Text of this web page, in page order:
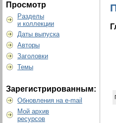
Просмотр
Разделы
и коллекции
Даты выпуска
Авторы
Заголовки
Темы
Зарегистрированным:
Обновления на e-mail
Мой архив
ресурсов